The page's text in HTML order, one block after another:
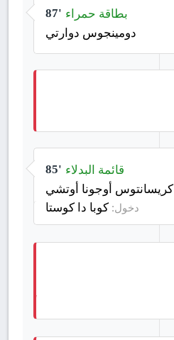
87' بطاقة حمراء
دومينجوس دوارتي
85' قائمة البدلاء
كريسانتوس أوجونا أوتشي
دخول: كوبا دا كوستا